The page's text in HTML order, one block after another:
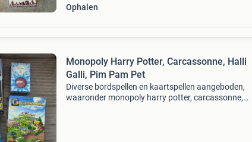
Ophalen
Monopoly Harry Potter, Carcassonne, Halli
Galli, Pim Pam Pet
Diverse bordspellen en kaartspellen aangeboden,
waaronder monopoly harry potter, carcassonne,